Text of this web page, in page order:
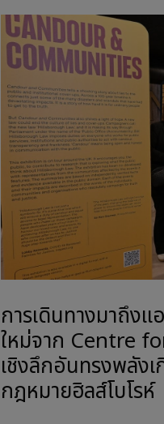
การเดินทางมาถึง
ใหม่จาก Centre
เชิงลึกอันทรงพลัง
กฎหมายฮิลส์โบโรห์